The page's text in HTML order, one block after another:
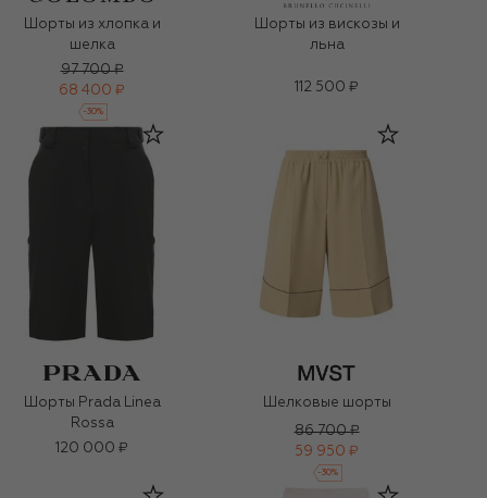
Шорты из хлопка и
шелка
97 700 ₽
68 400 ₽
-30%
Шорты из вискозы и
льна
112 500 ₽
Шорты Prada Linea
Rossa
120 000 ₽
Шелковые шорты
86 700 ₽
59 950 ₽
-30%